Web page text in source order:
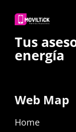
Tus
energía
Web Map
Home